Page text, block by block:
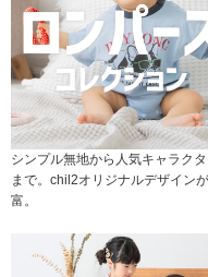
シンプル無地から人気キャラク
まで。chil2オリジナルデザイン
富。